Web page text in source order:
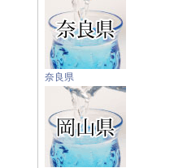
奈良県